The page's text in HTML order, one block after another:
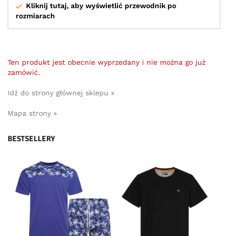
Kliknij tutaj, aby wyświetlić przewodnik po
rozmiarach
Ten produkt jest obecnie wyprzedany i nie można go już
zamówić.
Idź do strony głównej sklepu »
Mapa strony »
BESTSELLERY